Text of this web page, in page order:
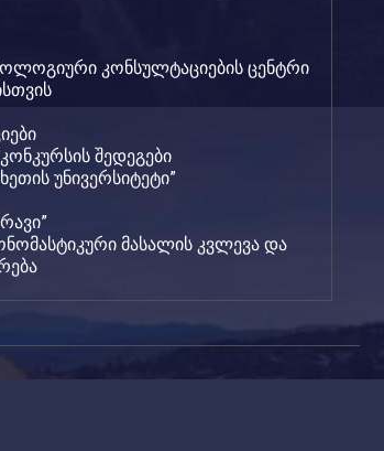
კონსულტაციების ცენტრი
შედეგები
უნივერსიტეტი”
მასალის კვლევა და